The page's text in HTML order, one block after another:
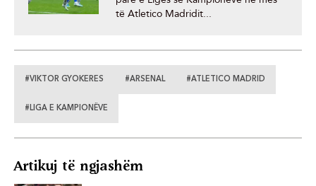
të Atletico Madridit...
#VIKTOR GYOKERES #ARSENAL #ATLETICO MADRID
#LIGA E KAMPIONËVE
Artikuj të ngjashëm